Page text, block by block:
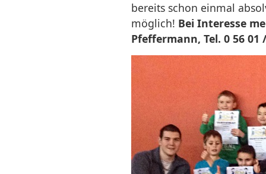
bereits schon einmal
möglich! Bei Interesse
Pfeffermann, Tel. 0 56 01